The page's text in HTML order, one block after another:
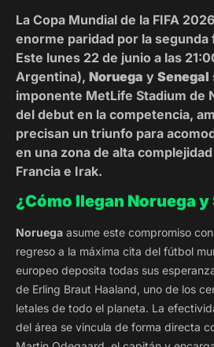
La Copa Mundial de la FIFA
enorme paridad por la segunda
Este lunes 22 de junio a las
Argentina), Noruega y Senegal
imponente MetLife Stadium de
del debut en la competencia,
precisan un triunfo para
en una zona de alta
Francia e Irak.
¿Cómo llegan Noruega y
Noruega asume este compromiso
regreso a la máxima cita del fútbol
europeo deposita todas sus
de Erling Braut Haaland, uno de los
letales de todo el planeta. La
del área se vincula de forma directa